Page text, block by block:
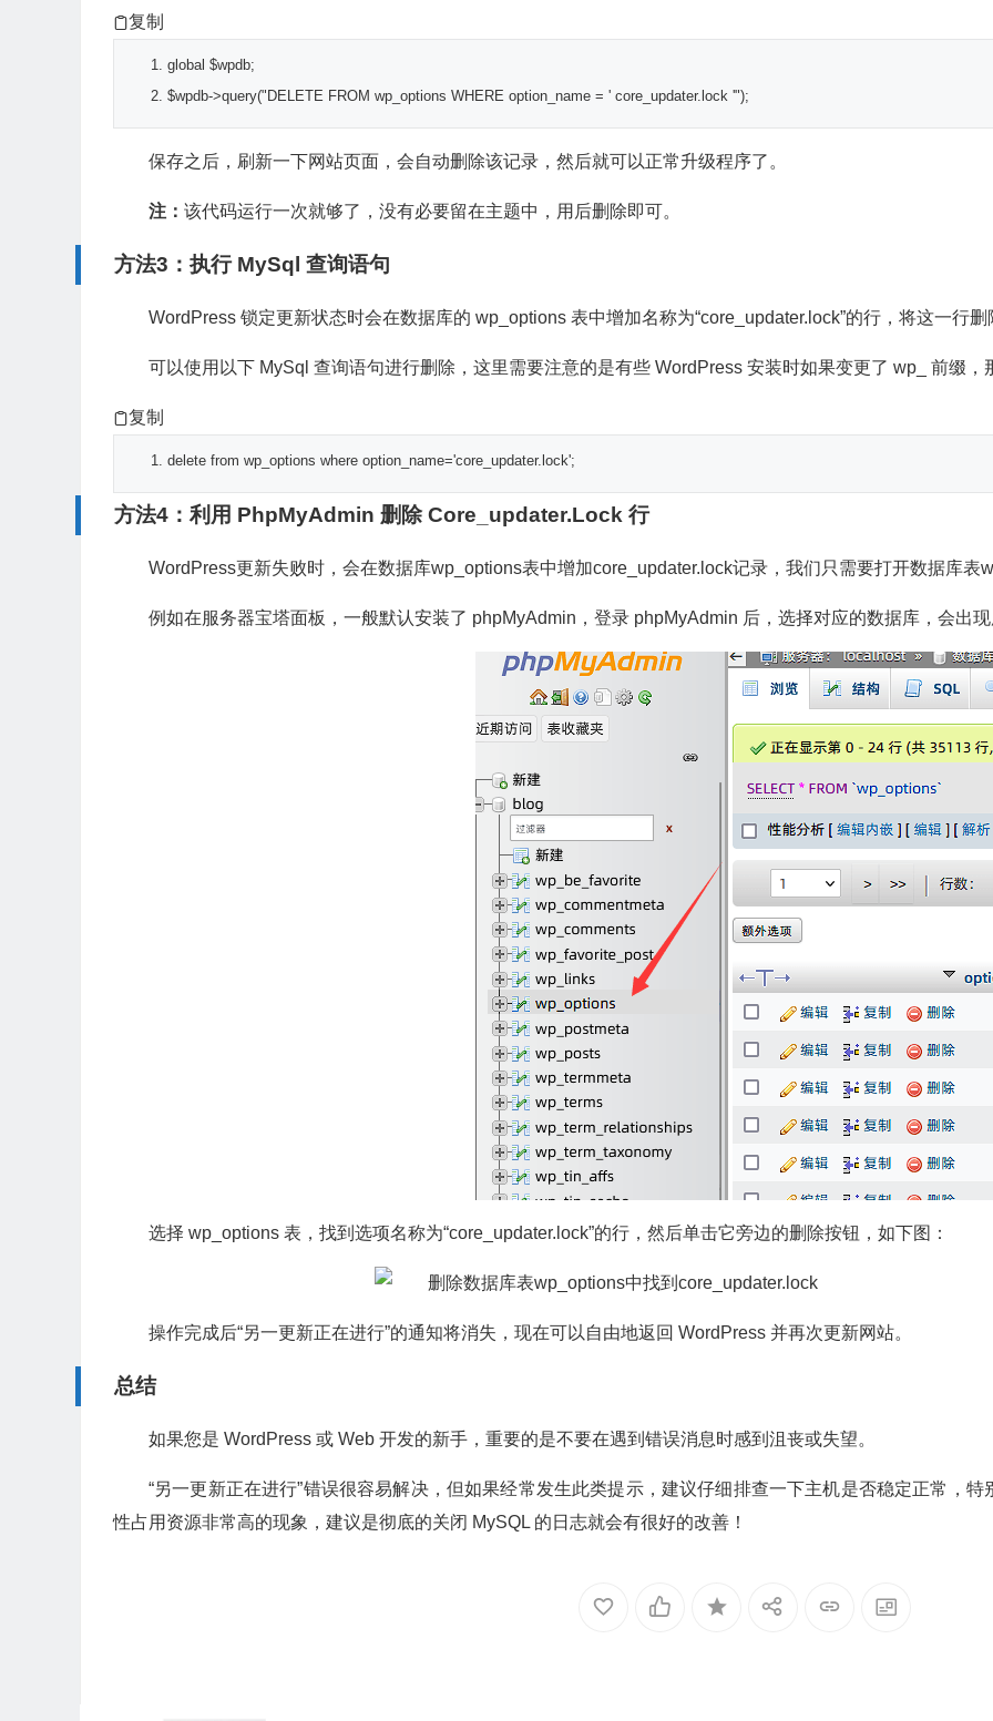
复制
global $wpdb;
$wpdb->query("DELETE FROM wp_options WHERE option_name = ' core_updater.lock '");
保存之后，刷新一下网站页面，会自动删除该记录，然后就可以正常升级程序了。
注： 该代码运行一次就够了，没有必要留在主题中，用后删除即可。
方法3：执行 MySql 查询语句
WordPress 锁定更新状态时会在数据库的 wp_options 表中增加名称为“core_updater.lock”的行，将这一行
可以使用以下 MySql 查询语句进行删除，这里需要注意的是有些 WordPress 安装时如果变更了 wp_ 前缀
复制
delete from wp_options where option_name='core_updater.lock';
方法4：利用 PhpMyAdmin 删除 Core_updater.Lock 行
WordPress更新失败时，会在数据库wp_options表中增加core_updater.lock记录，我们只需要打开数据库表
例如在服务器宝塔面板，一般默认安装了 phpMyAdmin，登录 phpMyAdmin 后，选择对应的数据库，会出
选择 wp_options 表，找到选项名称为“core_updater.lock”的行，然后单击它旁边的删除按钮，如下图：
操作完成后“另一更新正在进行”的通知将消失，现在可以自由地返回 WordPress 并再次更新网站。
总结
如果您是 WordPress 或 Web 开发的新手，重要的是不要在遇到错误消息时感到沮丧或失望。
“另一更新正在进行”错误很容易解决，但如果经常发生此类提示，建议仔细排查一下主机是否稳定正常，
性占用资源非常高的现象，建议是彻底的关闭 MySQL 的日志就会有很好的改善！